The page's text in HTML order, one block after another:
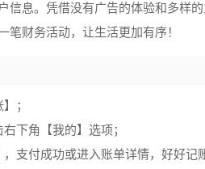
信息。凭借没有广告的体验和多样
笔财务活动，让生活更加有序！
；
下角【我的】选项；
支付成功或进入账单详情，好好记